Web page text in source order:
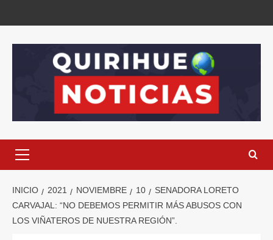
INICIO 2021 NOVIEMBRE 10
SENADORA LORETO
CARVAJAL: “NO DEBEMOS PERMITIR MÁS ABUSOS CON
LOS VIÑATEROS DE NUESTRA REGIÓN”.